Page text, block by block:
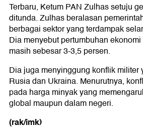
Terbaru, Ketum PAN Zulhas setuju
ditunda. Zulhas beralasan
berbagai sektor yang terdampak
Dia menyebut pertumbuhan
masih sebesar 3-3,5 persen.
Dia juga menyinggung konflik militer
Rusia dan Ukraina. Menurutnya,
pada harga minyak yang
global maupun dalam negeri.
(rak/imk)